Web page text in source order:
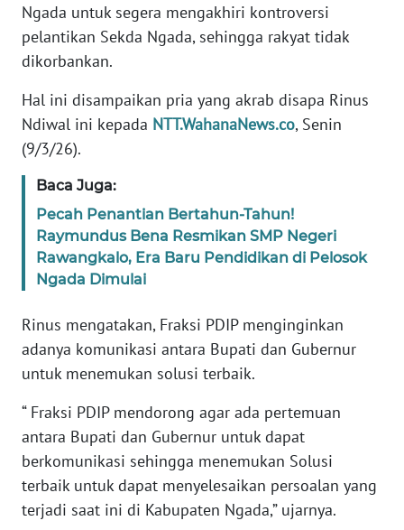
Ngada untuk segera mengakhiri kontroversi
pelantikan Sekda Ngada, sehingga rakyat tidak
dikorbankan.
Hal ini disampaikan pria yang akrab disapa Rinus
Ndiwal ini kepada NTT.WahanaNews.co, Senin
(9/3/26).
Baca Juga:
Pecah Penantian Bertahun-Tahun!
Raymundus Bena Resmikan SMP Negeri
Rawangkalo, Era Baru Pendidikan di Pelosok
Ngada Dimulai
Rinus mengatakan, Fraksi PDIP menginginkan
adanya komunikasi antara Bupati dan Gubernur
untuk menemukan solusi terbaik.
“ Fraksi PDIP mendorong agar ada pertemuan
antara Bupati dan Gubernur untuk dapat
berkomunikasi sehingga menemukan Solusi
terbaik untuk dapat menyelesaikan persoalan yang
terjadi saat ini di Kabupaten Ngada,” ujarnya.
WN
SUMUT
WN
JAKARTA
JABAR
WN
BANTEN
NTT
WN
WN
PAPUA
WN
PAPUA